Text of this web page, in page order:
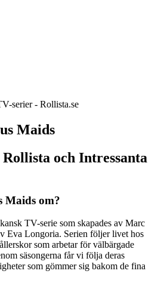
Maids
och Intressanta
Maids om?
TV-serie som skapades av Marc
Eva Longoria. Serien följer livet hos
som arbetar för välbärgade
säsongerna får vi följa deras
som gömmer sig bakom de fina